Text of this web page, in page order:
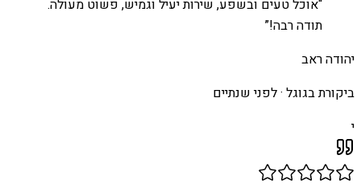
“אוכל טעים ובשפע, שירות יעיל וגמיש, פשוט מעולה.
תודה רבה!”
יהודה ראב
ביקורת בגוגל ·לפני שנתיים
י